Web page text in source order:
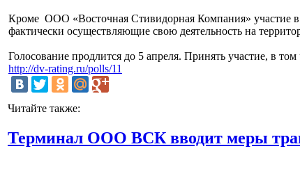
Кроме ООО «Восточная Стивидорная Компания» участие
фактически осуществляющие свою деятельность на
Голосование продлится до 5 апреля. Принять участие, в
http://dv-rating.ru/polls/11
Читайте также:
Терминал ООО ВСК вводит меры